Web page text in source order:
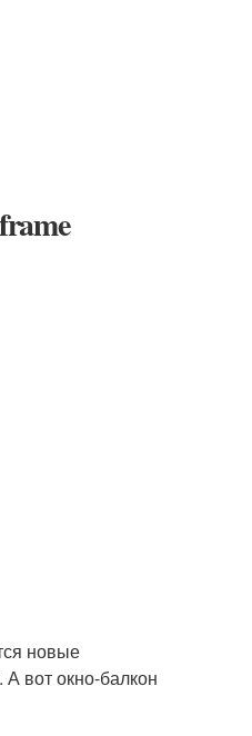
новые
вот окно-балкон